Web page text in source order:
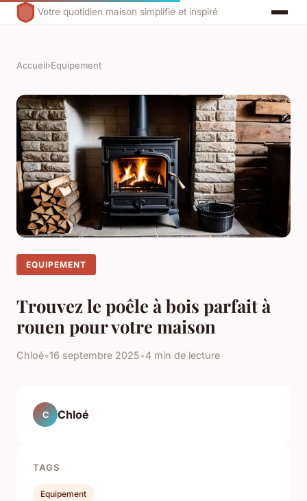
Votre quotidien maison simplifié et inspiré
Accueil›Equipement
EQUIPEMENT
Trouvez le poêle à bois parfait à
rouen pour votre maison
Chloé•16 septembre 2025•4 min de lecture
C Chloé
TAGS
Equipement